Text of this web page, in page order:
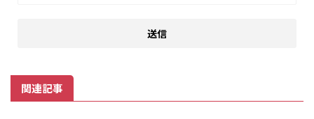
関連記事